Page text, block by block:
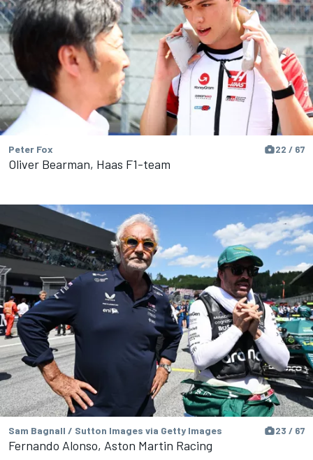
Peter Fox 22 / 67
Oliver Bearman, Haas F1-team
Sam Bagnall / Sutton Images via Getty Images 23 / 67
Fernando Alonso, Aston Martin Racing